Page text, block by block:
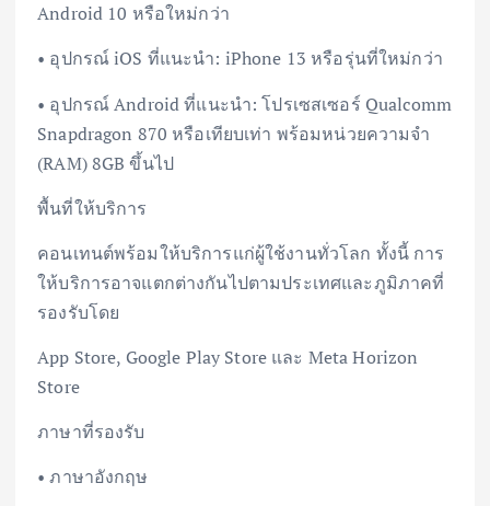
Android 10 หรือใหม่กว่า
• อุปกรณ์ iOS ที่แนะนำ: iPhone 13 หรือรุ่นที่ใหม่กว่า
• อุปกรณ์ Android ที่แนะนำ: โปรเซสเซอร์ Qualcomm
Snapdragon 870 หรือเทียบเท่า พร้อมหน่วยความจำ
(RAM) 8GB ขึ้นไป
พื้นที่ให้บริการ
คอนเทนต์พร้อมให้บริการแก่ผู้ใช้งานทั่วโลก ทั้งนี้ การ
ให้บริการอาจแตกต่างกันไปตามประเทศและภูมิภาคที่
รองรับโดย
App Store, Google Play Store และ Meta Horizon
Store
ภาษาที่รองรับ
• ภาษาอังกฤษ